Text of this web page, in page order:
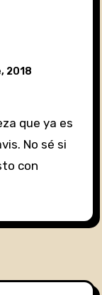
2018
No sé si
con